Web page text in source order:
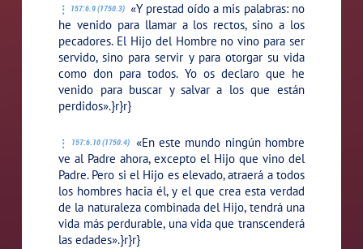
157:6.9 (1750.3) «Y prestad oído a mis palabras: no
he venido para llamar a los rectos, sino a los
pecadores. El Hijo del Hombre no vino para ser
servido, sino para servir y para otorgar su vida
como don para todos. Yo os declaro que he
venido para buscar y salvar a los que están
perdidos».}r}r}
157:6.10 (1750.4)
«En este mundo ningún hombre
ve al Padre ahora, excepto el Hijo que vino del
Padre. Pero si el Hijo es elevado, atraerá a todos
los hombres hacia él, y el que crea esta verdad
de la naturaleza combinada del Hijo, tendrá una
vida más perdurable, una vida que transcenderá
las edades».}r}r}